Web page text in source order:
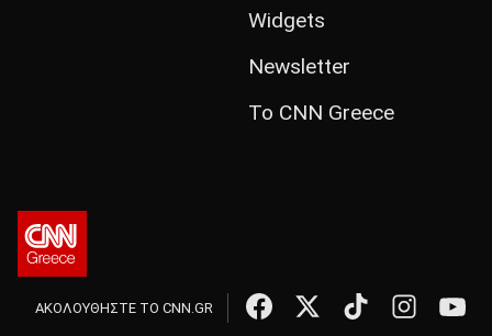
Widgets
Newsletter
Το CNN Greece
ΑΚΟΛΟΥΘΗΣΤΕ ΤΟ CNN.GR